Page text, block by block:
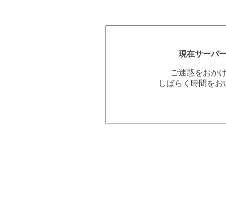
現在サーバ
ご迷惑をおか
しばらく時間を